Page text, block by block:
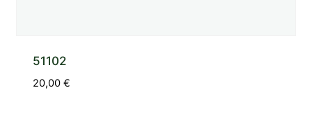
51102
20,00€